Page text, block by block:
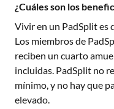
¿Cuáles son los
Vivir en un PadSplit es
Los miembros de
reciben un cuarto
incluidas. PadSplit no
mínimo, y no hay que
elevado.